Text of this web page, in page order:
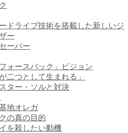
ドライブ技術を搭載した新しいジ
ー
ーバー
ォースバック」ビジョン
二つとして生まれる」
ター・ソルと対決
地オレガ
の真の目的
を殺したい動機